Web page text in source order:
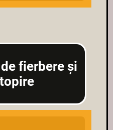
fierbere și
topire